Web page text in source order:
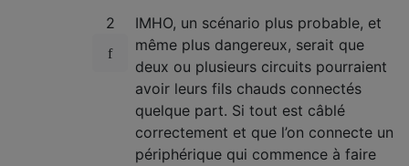
2
IMHO, un scénario plus probable, et
même plus dangereux, serait que
deux ou plusieurs circuits pourraient
avoir leurs fils chauds connectés
quelque part. Si tout est câblé
correctement et que l’on connecte un
périphérique qui commence à faire